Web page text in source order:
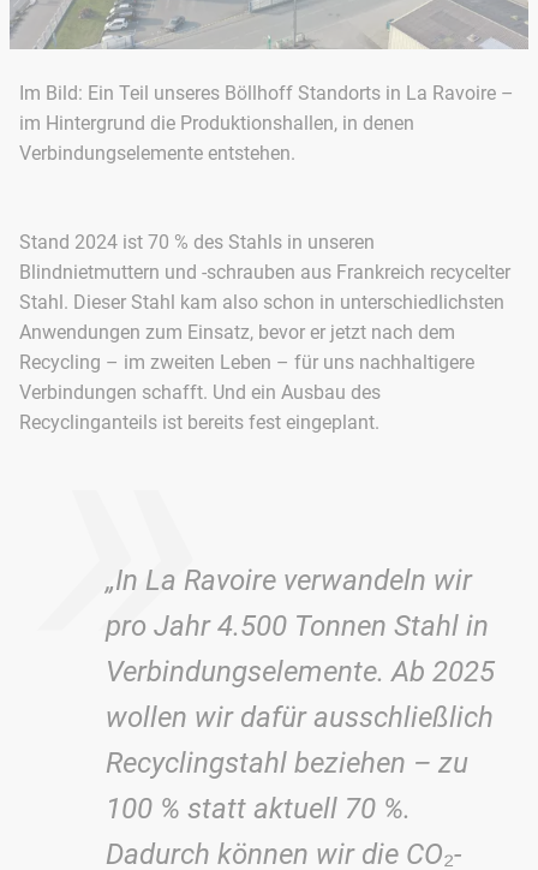
Im Bild: Ein Teil unseres Böllhoff Standorts in La Ravoire –
im Hintergrund die Produktionshallen, in denen
Verbindungselemente entstehen.
Stand 2024 ist 70 % des Stahls in unseren
Blindnietmuttern und -schrauben aus Frankreich recycelter
Stahl. Dieser Stahl kam also schon in unterschiedlichsten
Anwendungen zum Einsatz, bevor er jetzt nach dem
Recycling – im zweiten Leben – für uns nachhaltigere
Verbindungen schafft. Und ein Ausbau des
Recyclinganteils ist bereits fest eingeplant.
„In La Ravoire verwandeln wir
pro Jahr 4.500 Tonnen Stahl in
Verbindungselemente. Ab 2025
wollen wir dafür ausschließlich
Recyclingstahl beziehen – zu
100 % statt aktuell 70 %.
Dadurch können wir die CO₂-
»